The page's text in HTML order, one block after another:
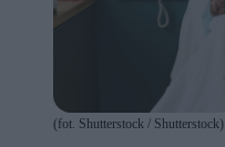
(fot. Shutterstock / Shutterstock)